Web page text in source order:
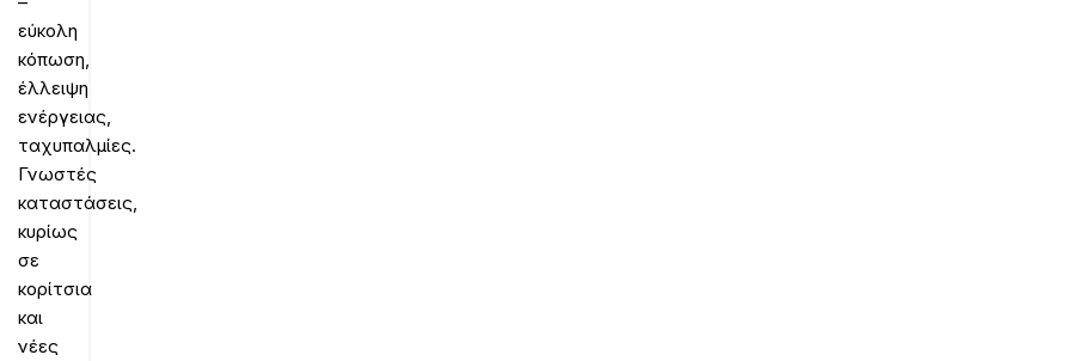
εύκολη
κόπωση,
έλλειψη
ενέργειας,
ταχυπαλμίες.
Γνωστές
καταστάσεις,
κυρίως
σε
κορίτσια
και
νέες